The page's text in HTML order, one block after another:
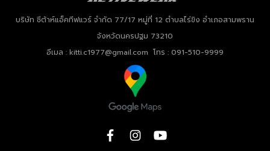
บริษัท ชีต้าห์แอ็คทีฟแวร์ จำกัด 77/17 หมู่ที่ 12 ตำบลไร่ขิง อำเภอสามพราน
จังหวัดนครปฐม 73210
อีเมล : kitti.c1977@gmail.com โทร : 091-510-9999